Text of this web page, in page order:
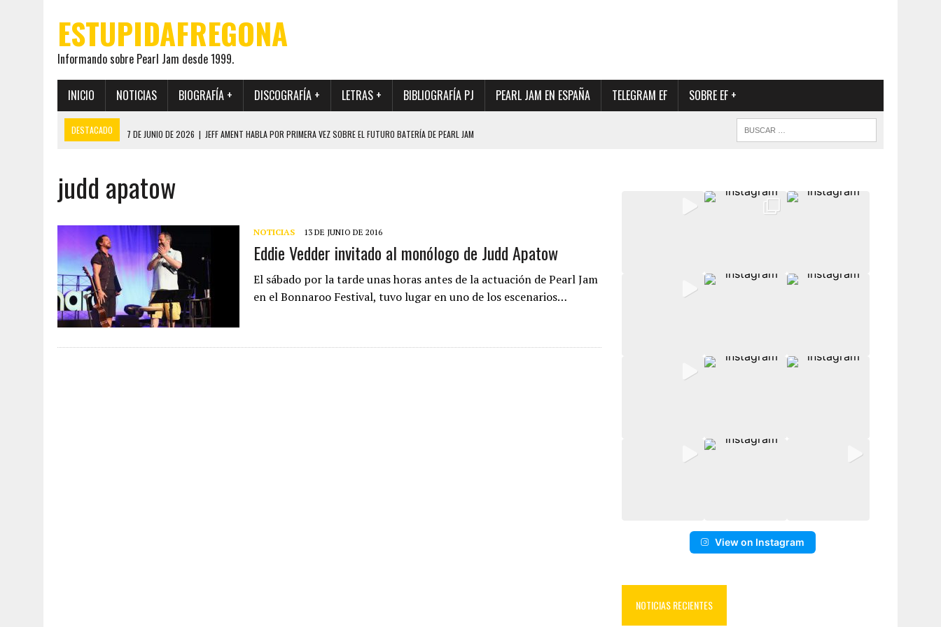
ESTUPIDAFREGONA
Informando sobre Pearl Jam desde 1999.
INICIO NOTICIAS BIOGRAFÍA + DISCOGRAFÍA + LETRAS + BIBLIOGRAFÍA PJ PEARL JAM EN ESPAÑA TELEGRAM EF SOBRE EF +
DESTACADO 7 DE JUNIO DE 2026 | JEFF AMENT HABLA POR PRIMERA VEZ SOBRE EL FUTURO BATERÍA DE PEARL JAM
19 DE MAYO DE 2026
12 DE MAYO DE 2026 | PEARL JAM REAPARECEN EN OHANA 2026 EN MEDIO DE LA INCERTIDUMBRE SOBRE SU FUTURA FORMACIÓN
judd apatow
NOTICIAS 13 DE JUNIO DE 2016
Eddie Vedder invitado al monólogo de Judd Apatow
El sábado por la tarde unas horas antes de la actuación de Pearl Jam
en el Bonnaroo Festival, tuvo lugar en uno de los escenarios…
View on Instagram
NOTICIAS RECIENTES